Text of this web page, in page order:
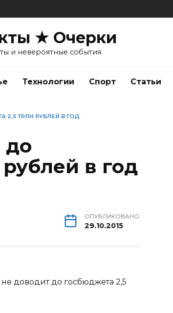
★ Очерки
и невероятные события.
Технологии Спорт Статьи
ТРЛН РУБЛЕЙ В ГОД
до
в год
ОПУБЛИКОВАНО
29.10.2015
доводит до госбюджета 2,5